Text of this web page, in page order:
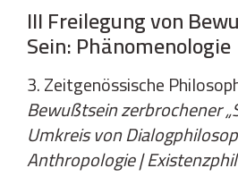
III Freilegung von
Sein: Phänomenologie
3. Zeitgenössische
Bewußtsein zerbrochener
Umkreis von
Anthropologie |